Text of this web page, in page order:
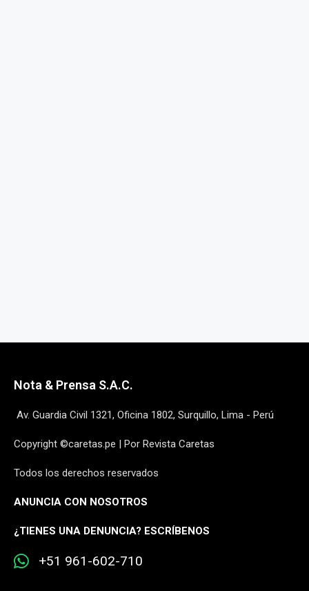
Nota & Prensa S.A.C.
Av. Guardia Civil 1321, Oficina 1802, Surquillo, Lima - Perú
Copyright ©caretas.pe | Por Revista Caretas
Todos los derechos reservados
ANUNCIA CON NOSOTROS
¿TIENES UNA DENUNCIA? ESCRÍBENOS
+51 961-602-710